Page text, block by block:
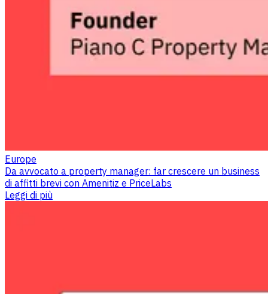
Europe
Da avvocato a property manager: far crescere un business
di affitti brevi con Amenitiz e PriceLabs
Leggi di più